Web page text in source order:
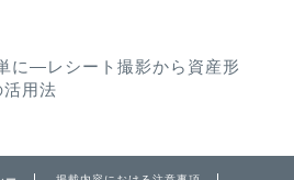
に―レシート撮影から資産形
活用法